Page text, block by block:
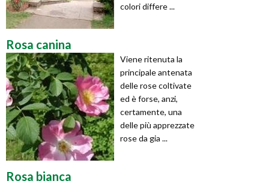
colori differe ...
Rosa canina
Viene ritenuta la
principale antenata
delle rose coltivate
ed è forse, anzi,
certamente, una
delle più apprezzate
rose da gia ...
Rosa bianca